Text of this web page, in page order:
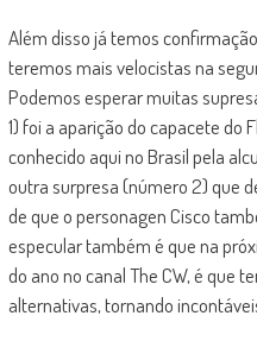
Além disso já temos
teremos mais velocistas na
Podemos esperar muitas
1) foi a aparição do capacete do
conhecido aqui no Brasil pela
outra surpresa (número 2) que
de que o personagen Cisco
especular também é que na
do ano no canal The CW, é que
alternativas, tornando